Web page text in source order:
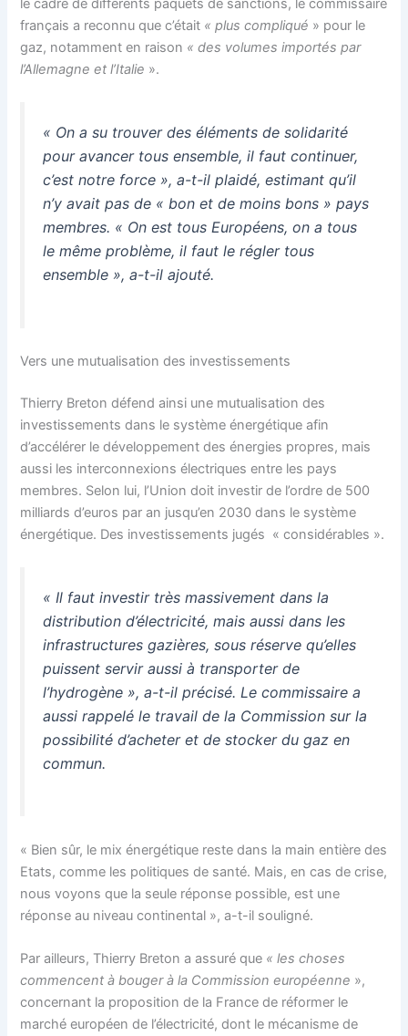
le cadre de différents paquets de sanctions, le commissaire
français a reconnu que c’était « plus compliqué » pour le
gaz, notamment en raison « des volumes importés par
l’Allemagne et l’Italie ».
« On a su trouver des éléments de solidarité
pour avancer tous ensemble, il faut continuer,
c’est notre force », a-t-il plaidé, estimant qu’il
n’y avait pas de « bon et de moins bons» pays
membres. « On est tous Européens, on a tous
le même problème, il faut le régler tous
ensemble », a-t-il ajouté.
Vers une mutualisation des investissements
Thierry Breton défend ainsi une mutualisation des
investissements dans le système énergétique afin
d’accélérer le développement des énergies propres, mais
aussi les interconnexions électriques entre les pays
membres. Selon lui, l’Union doit investir de l’ordre de 500
milliards d’euros par an jusqu’en 2030 dans le système
énergétique. Des investissements jugés « considérables ».
« Il faut investir très massivement dans la
distribution d’électricité, mais aussi dans les
infrastructures gazières, sous réserve qu’elles
puissent servir aussi à transporter de
l’hydrogène », a-t-il précisé. Le commissaire a
aussi rappelé le travail de la Commission sur la
possibilité d’acheter et de stocker du gaz en
commun.
« Bien sûr, le mix énergétique reste dans la main entière des
Etats, comme les politiques de santé. Mais, en cas de crise,
nous voyons que la seule réponse possible, est une
réponse au niveau continental », a-t-il souligné.
Par ailleurs, Thierry Breton a assuré que « les choses
commencent à bouger à la Commission européenne »,
concernant la proposition de la France de réformer le
marché européen de l’électricité, dont le mécanisme de